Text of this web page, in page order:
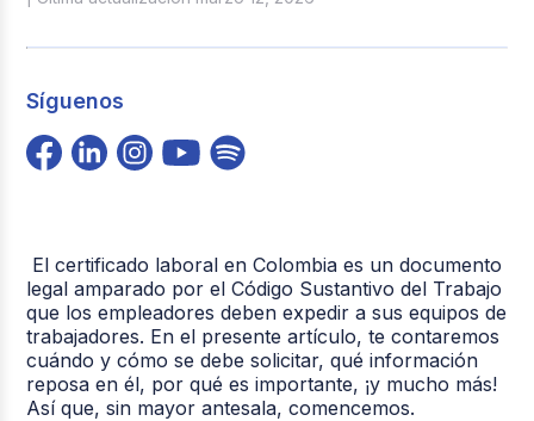
Síguenos
El certificado laboral en Colombia es un documento
legal amparado por el Código Sustantivo del Trabajo
que los empleadores deben expedir a sus equipos de
trabajadores. En el presente artículo, te contaremos
cuándo y cómo se debe solicitar, qué información
reposa en él, por qué es importante, ¡y mucho más!
Así que, sin mayor antesala, comencemos.